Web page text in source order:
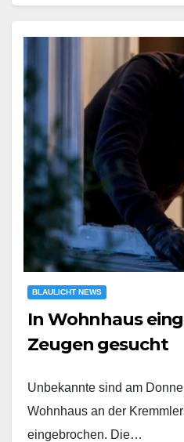
BLAULICHT NEWS
In Wohnhaus
Zeugen gesucht
Unbekannte sind am
Wohnhaus an der
eingebrochen. Die…